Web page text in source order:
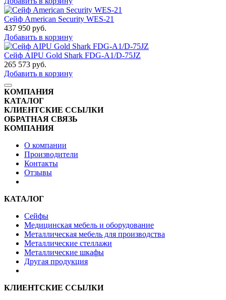
Сейф American Security WES-21
437 950 руб.
Добавить в корзину
Сейф AIPU Gold Shark FDG-A1/D-75JZ
265 573 руб.
Добавить в корзину
КОМПАНИЯ
КАТАЛОГ
КЛИЕНТСКИЕ ССЫЛКИ
ОБРАТНАЯ СВЯЗЬ
КОМПАНИЯ
О компании
Производители
Контакты
Отзывы
КАТАЛОГ
Сейфы
Медицинская мебель и оборудование
Металлическая мебель для производства
Металлические стеллажи
Металлические шкафы
Другая продукция
КЛИЕНТСКИЕ ССЫЛКИ